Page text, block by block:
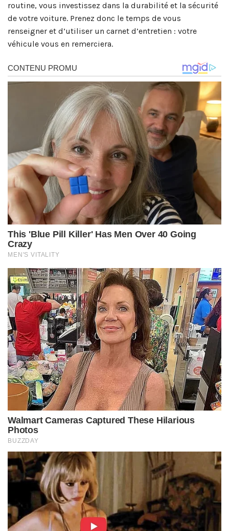
routine, vous investissez dans la durabilité et la sécurité
de votre voiture. Prenez donc le temps de vous
renseigner et d’utiliser un carnet d’entretien : votre
véhicule vous en remerciera.